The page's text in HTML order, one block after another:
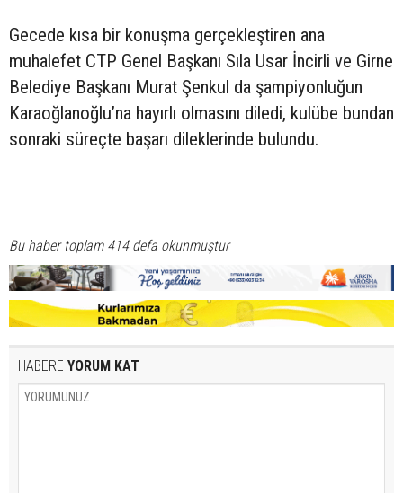
Gecede kısa bir konuşma gerçekleştiren ana
muhalefet CTP Genel Başkanı Sıla Usar İncirli ve Girne
Belediye Başkanı Murat Şenkul da şampiyonluğun
Karaoğlanoğlu’na hayırlı olmasını diledi, kulübe bundan
sonraki süreçte başarı dileklerinde bulundu.
Bu haber toplam 414 defa okunmuştur
HABERE YORUM KAT